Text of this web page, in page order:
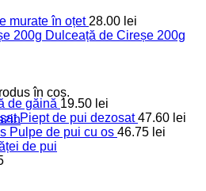
în coș.
murate în oțet 28.00 lei
Dulceață de Cireșe 200g
de găină 19.50 lei
Piept de pui dezosat 47.60 lei
Pulpe de pui cu os 46.75 lei
de pui